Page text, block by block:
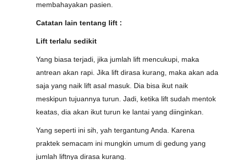
membahayakan pasien.
Catatan lain tentang lift :
Lift terlalu sedikit
Yang biasa terjadi, jika jumlah lift mencukupi, maka
antrean akan rapi. Jika lift dirasa kurang, maka akan ada
saja yang naik lift asal masuk. Dia bisa ikut naik
meskipun tujuannya turun. Jadi, ketika lift sudah mentok
keatas, dia akan ikut turun ke lantai yang diinginkan.
Yang seperti ini sih, yah tergantung Anda. Karena
praktek semacam ini mungkin umum di gedung yang
jumlah liftnya dirasa kurang.